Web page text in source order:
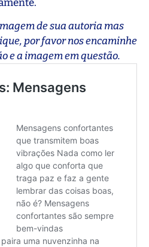
de sua autoria mas
por favor nos encaminhe
e a imagem em questão.